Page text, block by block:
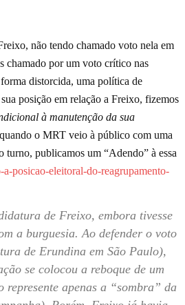
não tendo chamado voto nela em
chamado por um voto crítico nas
distorcida, uma política de
posição em relação a Freixo, fizemos
à manutenção da sua
o MRT veio à público com uma
turno, publicamos um “Adendo” à essa
posicao-eleitoral-do-reagrupamento-
de Freixo, embora tivesse
a burguesia. Ao defender o voto
de Erundina em São Paulo),
se colocou a reboque de um
apenas a “sombra” da